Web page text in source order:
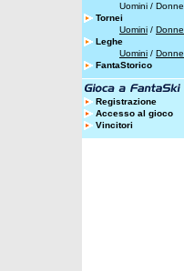
Uomini / Donne
Tornei
Uomini / Donne
Leghe
Uomini / Donne
FantaStorico
Registrazione
Accesso al gioco
Vincitori